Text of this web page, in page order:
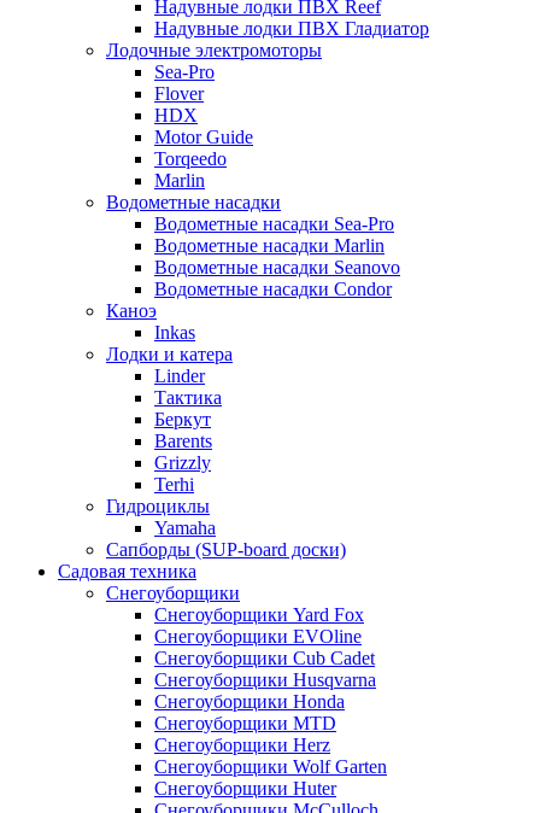
Надувные лодки ПВХ Reef
Надувные лодки ПВХ Гладиатор
Лодочные электромоторы
Sea-Pro
Flover
HDX
Motor Guide
Torqeedo
Marlin
Водометные насадки
Водометные насадки Sea-Pro
Водометные насадки Marlin
Водометные насадки Seanovo
Водометные насадки Condor
Каноэ
Inkas
Лодки и катера
Linder
Тактика
Беркут
Barents
Grizzly
Terhi
Гидроциклы
Yamaha
Сапборды (SUP-board доски)
Садовая техника
Снегоуборщики
Снегоуборщики Yard Fox
Снегоуборщики EVOline
Снегоуборщики Cub Cadet
Снегоуборщики Husqvarna
Снегоуборщики Honda
Снегоуборщики MTD
Снегоуборщики Herz
Снегоуборщики Wolf Garten
Снегоуборщики Huter